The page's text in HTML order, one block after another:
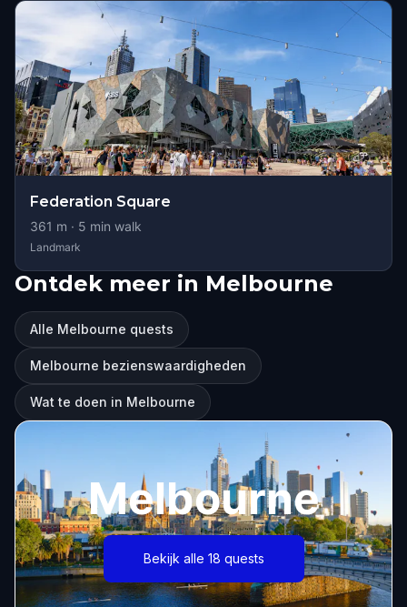
Federation Square
361 m · 5 min walk
Landmark
Ontdek meer in Melbourne
Alle Melbourne quests
Melbourne bezienswaardigheden
Wat te doen in Melbourne
Melbourne
Bekijk alle 18 quests